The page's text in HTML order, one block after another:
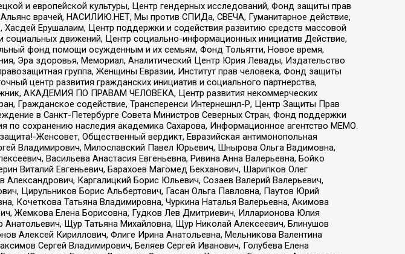
и европейской культуры, Центр гендерных исследований, Фонд защиты прав
врачей, НАСИЛИЮ.НЕТ, Мы против СПИДа, СВЕЧА, Гуманитарное действие,
Ерушалаим, Центр поддержки и содействия развитию средств массовой
движений, Центр социально-информационных инициатив Действие,
фонд помощи осужденным и их семьям, Фонд Тольятти, Новое время,
Эра здоровья, Мемориал, Аналитический Центр Юрия Левады, Издательство
группа, Женщины Евразии, Институт прав человека, Фонд защиты
центр развития гражданских инициатив и социального партнерства,
АКАДЕМИЯ ПО ПРАВАМ ЧЕЛОВЕКА, Центр развития некоммерческих
Гражданское содействие, Трансперенси Интернешнл-Р, Центр Защиты Прав
в Санкт-Петербурге Совета Министров Северных Стран, Фонд поддержки
по сохранению наследия академика Сахарова, Информационное агентство МЕМО.
Женсовет, Общественный вердикт, Евразийская антимонопольная
Владимирович, Милославский Павел Юрьевич, Шнырова Ольга Вадимовна,
Васильева Анастасия Евгеньевна, Ривина Анна Валерьевна, Бойко
Виталий Евгеньевич, Барахоев Магомед Бекханович, Шарипков Олег
Каргалицкий Борис Юльевич, Созаев Валерий Валерьевич,
Цирульников Борис Альбертович, Гасан Ольга Павловна, Паутов Юрий
Кочеткова Татьяна Владимировна, Чуркина Наталья Валерьевна, Акимова
Жемкова Елена Борисовна, Гудков Лев Дмитриевич, Илларионова Юлия
Анатольевич, Щур Татьяна Михайловна, Щур Николай Алексеевич, Блинушов
Алексей Кириллович, Флиге Ирина Анатольевна, Мельникова Валентина
Сергей Владимирович, Беляев Сергей Иванович, Голубева Елена